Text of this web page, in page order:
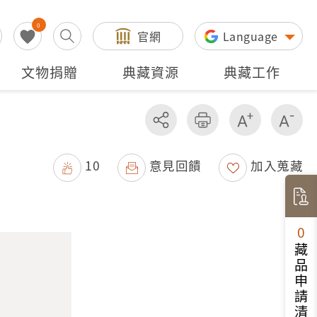
0
官網 Language
文物捐贈 典藏資源 典藏工作
分享 友善列印 增加字級
10 意見回饋 加入蒐藏
0
藏品申請清單